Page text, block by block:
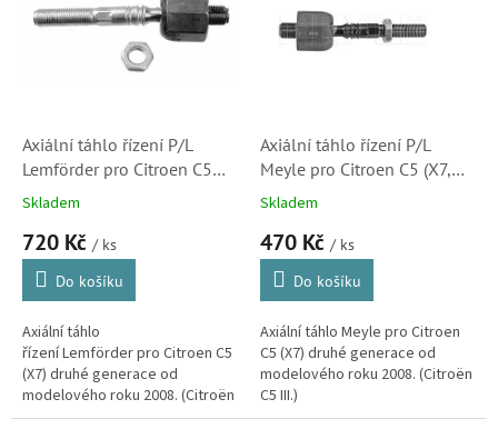
Axiální táhlo řízení P/L
Lemförder pro Citroen C5
(X7, 3453001, 3812F3)
Skladem
720 Kč / ks
Do košíku
Axiální táhlo
řízení Lemförder pro Citroen C5
(X7) druhé generace od
modelového roku 2008. (Citroën
C5 III.) Axiální kloub kvalitou
Axiální táhlo řízení P/L
Meyle pro Citroen C5 (X7,
53015, 3812F3)
Skladem
470 Kč / ks
Do košíku
Axiální táhlo Meyle pro Citroen
C5 (X7) druhé generace od
modelového roku 2008. (Citroën
C5 III.)